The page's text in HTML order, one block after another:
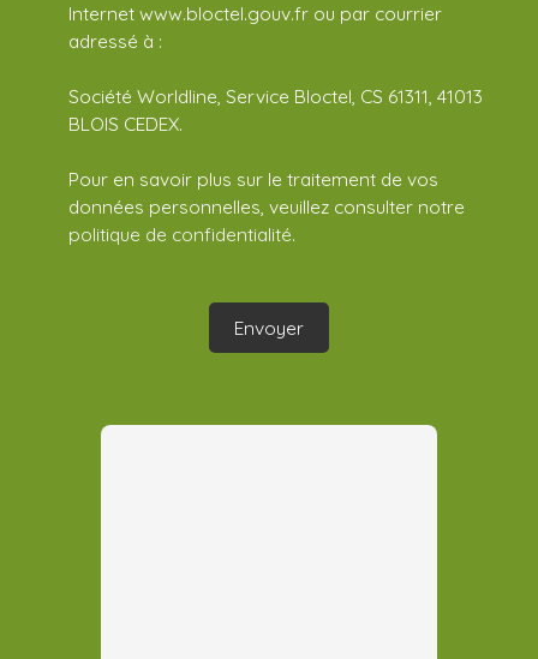
Internet www.bloctel.gouv.fr ou par courrier
adressé à :
Société Worldline, Service Bloctel, CS 61311, 41013
BLOIS CEDEX.
Pour en savoir plus sur le traitement de vos
données personnelles, veuillez consulter notre
politique de confidentialité.
Envoyer